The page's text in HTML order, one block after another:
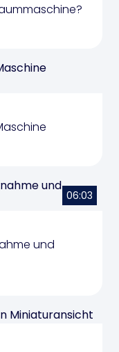
06:03
und